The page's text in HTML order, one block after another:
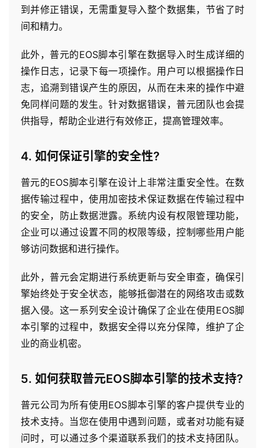
到并修正错误，无需重复导入整个数据集，节省了时
间和精力。
此外，普元的EOS脚本引擎在数据导入时生成详细的
操作日志，记录下每一项操作。用户可以根据操作日
志，追溯到错误产生的原因，从而在未来的操作中避
免同样问题的发生。针对数据错误，普元团队也会提
供指导，帮助企业进行有效修正，提高管理效率。
4. 如何保证引擎的安全性?
普元的EOS脚本引擎在设计上非常注重安全性。在数
据传输过程中，使用加密技术保证数据在传输过程中
的安全，防止数据泄露。系统内设有权限管理功能，
企业可以通过设置不同的权限等级，控制哪些用户能
够访问数据和进行操作。
此外，普元会定期进行系统更新与安全审查，确保引
擎始终处于安全状态，能够抵御潜在的网络攻击或数
据入侵。这一系列安全设计确保了企业在使用EOS脚
本引擎的过程中，数据安全得以充分保障，维护了企
业的商业机密。
5. 如何获取普元EOS脚本引擎的技术支持?
普元公司为所有使用EOS脚本引擎的客户提供专业的
技术支持。当您在使用中遇到问题，或者对功能有疑
问时，可以通过多个渠道联系我们的技术支持团队。